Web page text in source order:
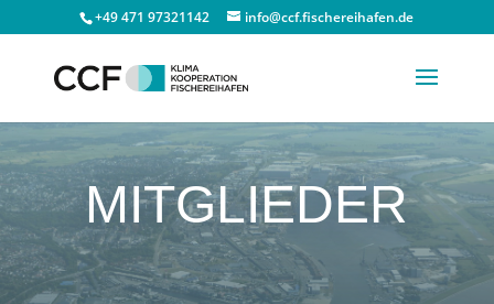
+49 471 97321142 info@ccf.fischereihafen.de
MITGLIEDER